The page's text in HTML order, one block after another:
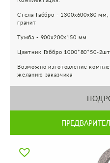
Стела Габбро - 1300х600х80
гранит
Тумба - 900х200х150 мм
Цветник Габбро 1000*80*50-
Возможно изготовление
желанию заказчика